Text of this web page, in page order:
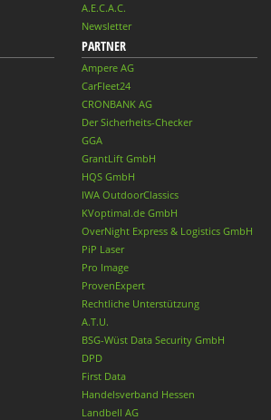
A.E.C.A.C.
Newsletter
PARTNER
Ampere AG
CarFleet24
CRONBANK AG
Der Sicherheits-Checker
GGA
GrantLift GmbH
HQS GmbH
IWA OutdoorClassics
KVoptimal.de GmbH
OverNight Express & Logistics GmbH
PiP Laser
Pro Image
ProvenExpert
Rechtliche Unterstützung
A.T.U.
BSG-Wüst Data Security GmbH
DPD
First Data
Handelsverband Hessen
Landbell AG